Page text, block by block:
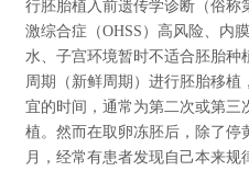
行胚胎植入前遗传学诊断（俗称
激综合症（OHSS）高风险、内
水、子宫环境暂时不适合胚胎种
周期（新鲜周期）进行胚胎移
宜的时间，通常为第二次或第三
植。然而在取卵冻胚后，除了停
月，经常有患者发现自己本来规